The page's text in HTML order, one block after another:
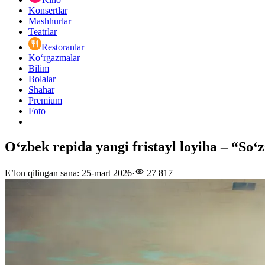
Konsertlar
Mashhurlar
Teatrlar
Restoranlar
Ko‘rgazmalar
Bilim
Bolalar
Shahar
Premium
Foto
O‘zbek repida yangi fristayl loyiha –
E’lon qilingan sana: 25-mart 2026· 27 817